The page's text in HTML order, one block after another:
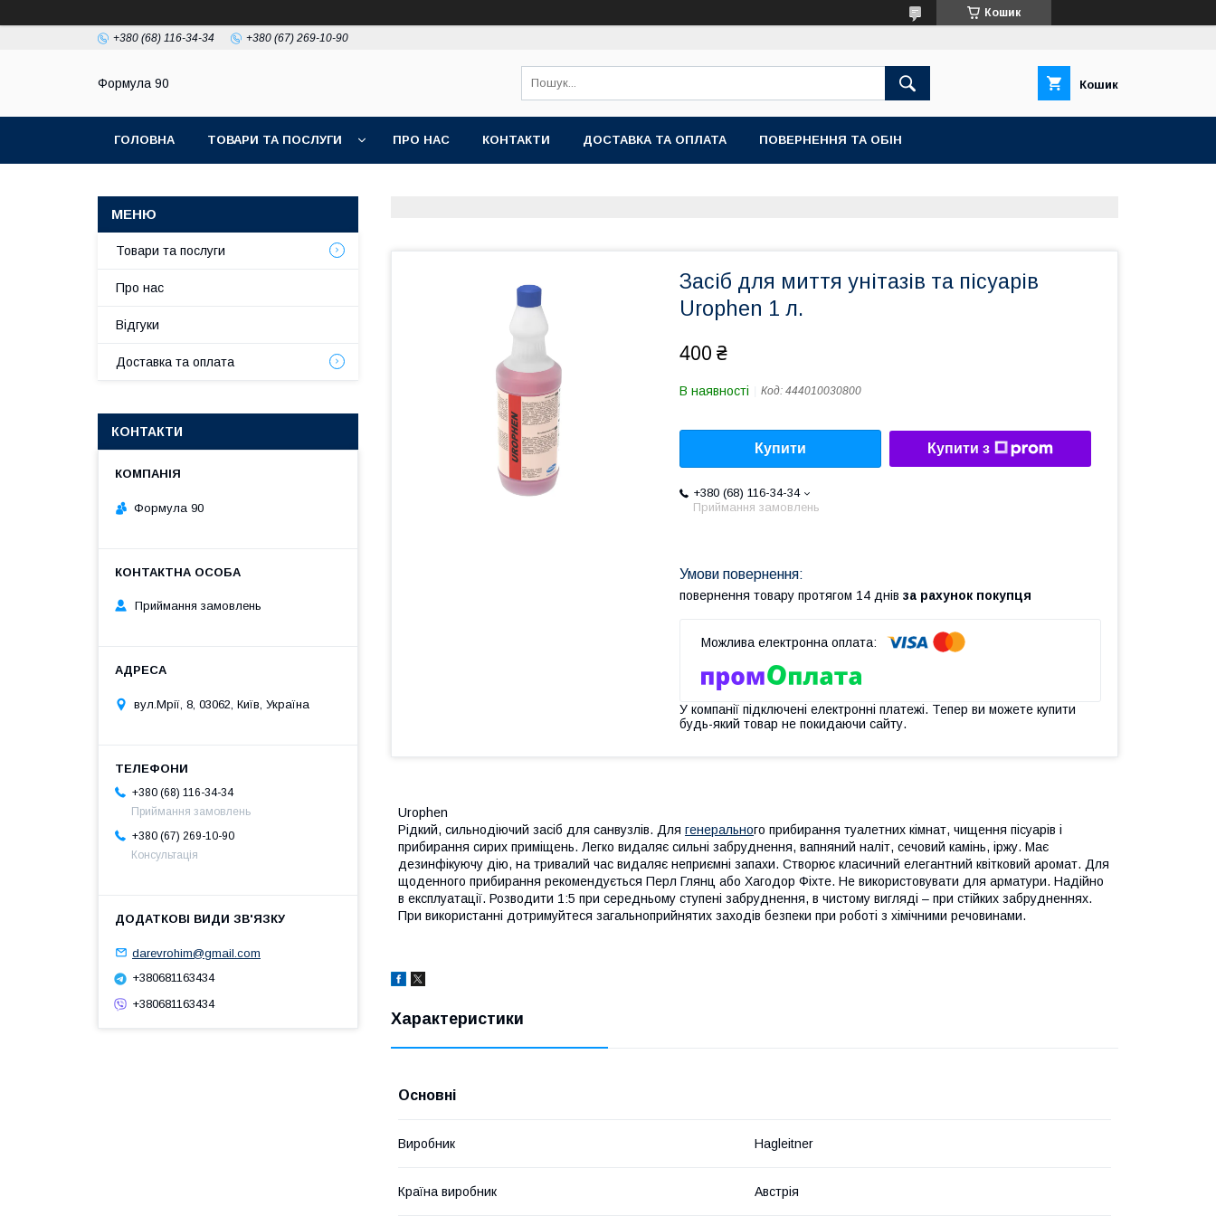
Кошик
+380 (68) 116-34-34 +380 (67) 269-10-90
Формула 90 Кошик
ГОЛОВНА ТОВАРИ ТА ПОСЛУГИ ПРО НАС КОНТАКТИ ДОСТАВКА ТА ОПЛАТА ПОВЕРНЕННЯ ТА ОБІН
Засіб для миття унітазів та пісуарів
Urophen 1 л.
400 ₴
В наявності Код: 444010030800
Купити Купити з
+380 (68) 116-34-34
Приймання замовлень
повернення товару протягом 14 днів за рахунок покупця
У компанії підключені електронні платежі. Тепер ви можете купити
будь-який товар не покидаючи сайту.
Urophen
Рідкий, сильнодіючий засіб для санвузлів. Для генерального прибирання туалетних кімнат, чищення пісуарів і
прибирання сирих приміщень. Легко видаляє сильні забруднення, вапняний наліт, сечовий камінь, іржу. Має
дезинфікуючу дію, на тривалий час видаляє неприємні запахи. Створює класичний елегантний квітковий аромат. Для
щоденного прибирання рекомендується Перл Глянц або Хагодор Фіхте. Не використовувати для арматури. Надійно
в експлуатації. Розводити 1:5 при середньому ступені забруднення, в чистому вигляді – при стійких забрудненнях.
При використанні дотримуйтеся загальноприйнятих заходів безпеки при роботі з хімічними речовинами.
Характеристики
Основні
Виробник Hagleitner
Країна виробник Австрія
Товари та послуги
Про нас
Відгуки
Доставка та оплата
КОНТАКТИ
Формула 90
Приймання замовлень
вул.Мрії, 8, 03062, Київ, Україна
+380 (68) 116-34-34
Приймання замовлень
+380 (67) 269-10-90
Консультація
darevrohim@gmail.com
+380681163434
+380681163434